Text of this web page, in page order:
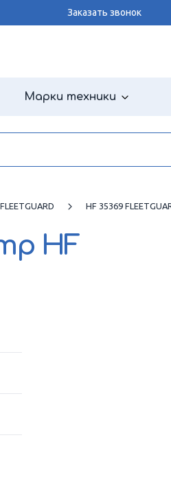
Заказать звонок
Марки техники
FLEETGUARD HF 35369
HF